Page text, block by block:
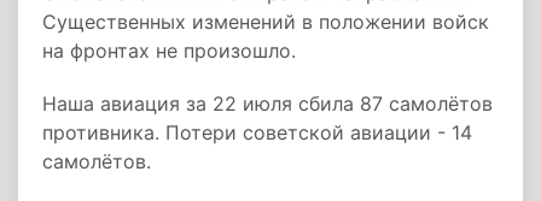
Существенных изменений в положении войск
на фронтах не произошло.
Наша авиация за 22 июля сбила 87 самолётов
противника. Потери советской авиации - 14
самолётов.